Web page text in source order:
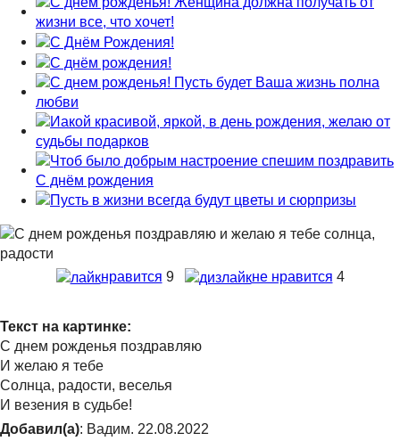
нравится 9 не нравится 4
Текст на картинке:
С днем рожденья поздравляю
И желаю я тебе
Солнца, радости, веселья
И везения в судьбе!
Добавил(а): Вадим. 22.08.2022